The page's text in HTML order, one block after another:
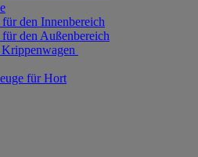
den Innenbereich
für den Außenbereich
für Hort